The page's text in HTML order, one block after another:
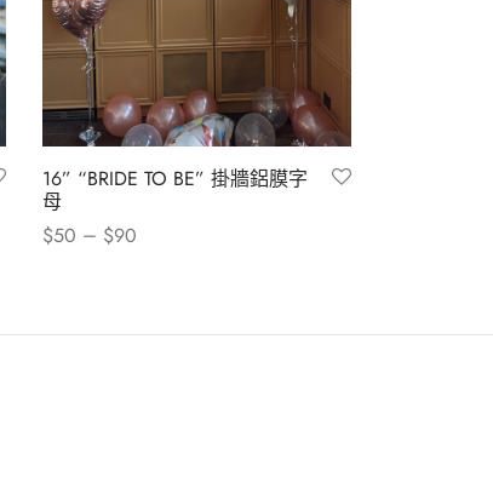
16” “BRIDE TO BE” 掛牆鋁膜字
母
$50 – $90
品